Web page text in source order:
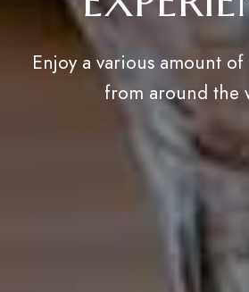
Enjoy a various amount
from around the